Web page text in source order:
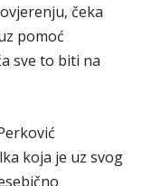
čeka
pomoć
sve to biti na
koja je uz svog